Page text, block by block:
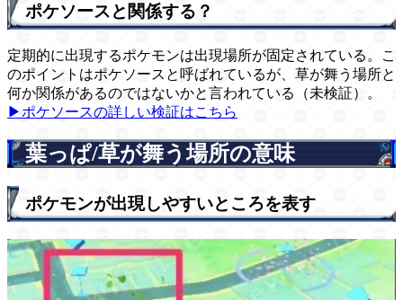
ポケソースと関係する？
定期的に出現するポケモンは出現場所が固定されている。こ
のポイントはポケソースと呼ばれているが、草が舞う場所と
何か関係があるのではないかと言われている（未検証）。
▶ポケソースの詳しい検証はこちら
葉っぱ/草が舞う場所の意味
ポケモンが出現しやすいところを表す